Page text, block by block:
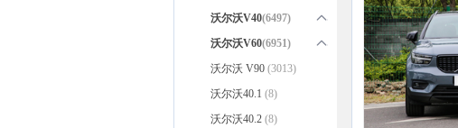
S60 Cross Country
(44)
沃尔沃V40(6497)
沃尔沃V40(4912)
V40 Cross Country(停售)
沃尔沃V60(6951)
沃尔沃V60(6219)
V60 Cross Country
沃尔沃 V90 (3013)
沃尔沃40.1 (8)
沃尔沃40.2 (8)